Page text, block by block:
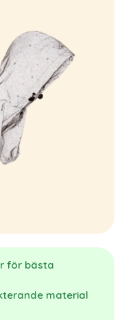
för bästa
material